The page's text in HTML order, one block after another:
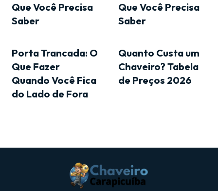
Que Você Precisa
Saber
Que Você Precisa
Saber
Porta Trancada: O
Que Fazer
Quando Você Fica
do Lado de Fora
Quanto Custa um
Chaveiro? Tabela
de Preços 2026